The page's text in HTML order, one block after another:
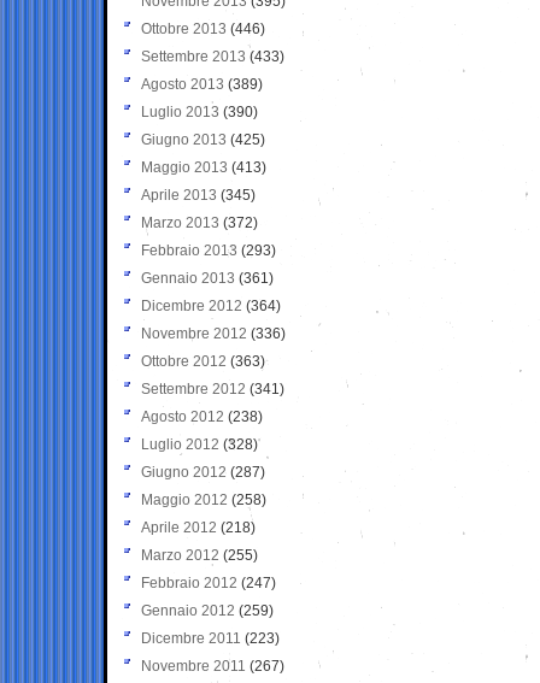
Ottobre 2013 (446)
Settembre 2013 (433)
Agosto 2013 (389)
Luglio 2013 (390)
Giugno 2013 (425)
Maggio 2013 (413)
Aprile 2013 (345)
Marzo 2013 (372)
Febbraio 2013 (293)
Gennaio 2013 (361)
Dicembre 2012 (364)
Novembre 2012 (336)
Ottobre 2012 (363)
Settembre 2012 (341)
Agosto 2012 (238)
Luglio 2012 (328)
Giugno 2012 (287)
Maggio 2012 (258)
Aprile 2012 (218)
Marzo 2012 (255)
Febbraio 2012 (247)
Gennaio 2012 (259)
Dicembre 2011 (223)
Novembre 2011 (267)